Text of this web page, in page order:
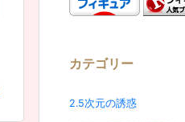
カテゴリー
2.5次元の誘惑